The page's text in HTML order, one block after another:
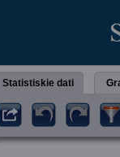
Statistiskie dati